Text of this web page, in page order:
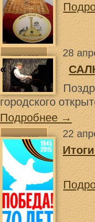
28
«
городского
Подробнее →
22